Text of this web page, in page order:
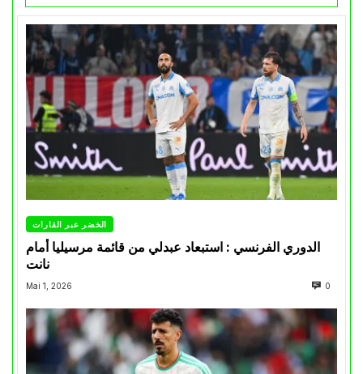
الخضر عبر القارات
الدوري الفرنسي : استبعاد عبدلي من قائمة مرسيليا أمام
نانت
Mai 1, 2026 0